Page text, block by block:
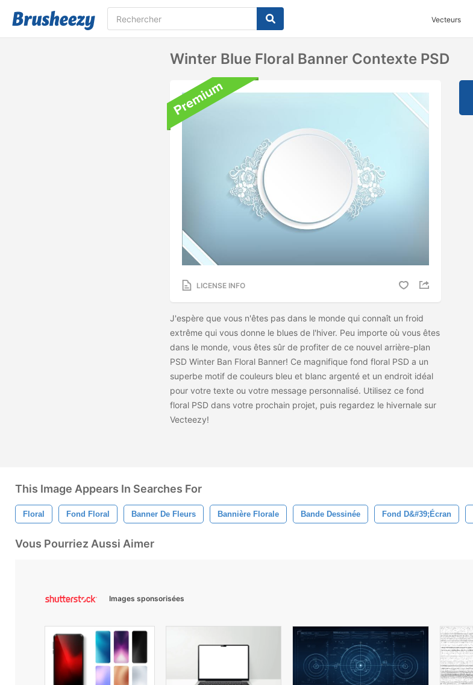
Vecteurs
Winter Blue Floral Banner Contexte PSD
LICENSE INFO
J'espère que vous n'êtes pas dans le monde qui connaît un froid
extrême qui vous donne le blues de l'hiver. Peu importe où vous êtes
dans le monde, vous êtes sûr de profiter de ce nouvel arrière-plan
PSD Winter Ban Floral Banner! Ce magnifique fond floral PSD a un
superbe motif de couleurs bleu et blanc argenté et un endroit idéal
pour votre texte ou votre message personnalisé. Utilisez ce fond
floral PSD dans votre prochain projet, puis regardez le hivernale sur
Vecteezy!
This Image Appears In Searches For
Floral Fond Floral Banner De Fleurs Bannière Florale Bande Dessinée Fond D&#39;écran
Vous Pourriez Aussi Aimer
Images sponsorisées